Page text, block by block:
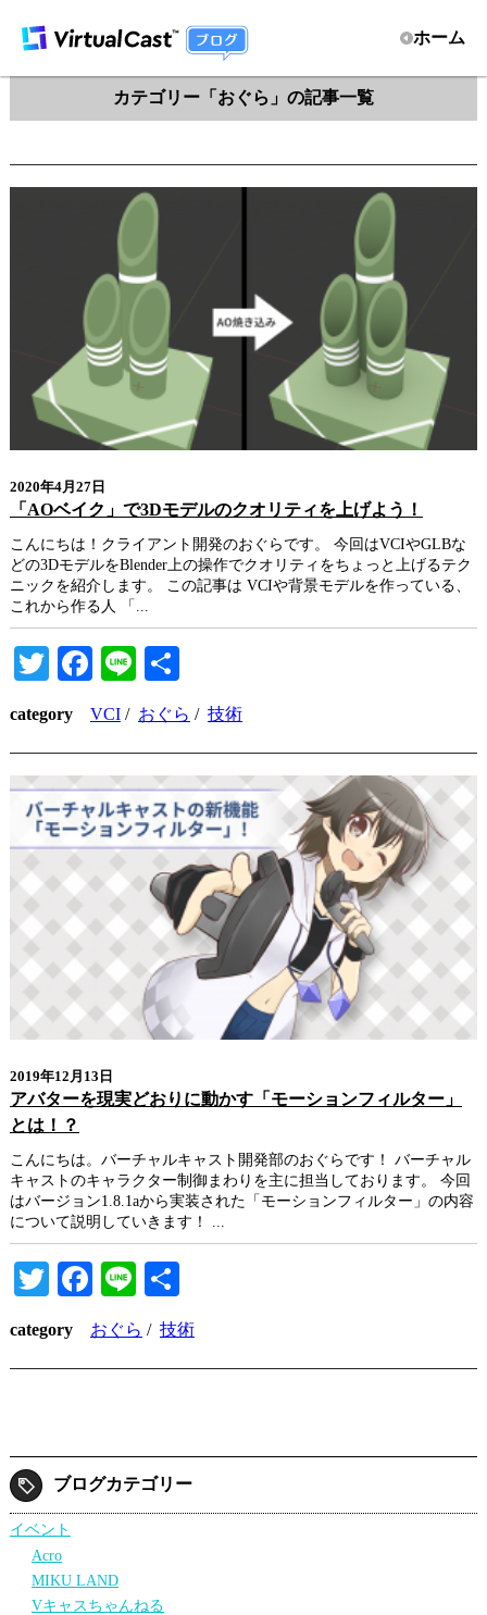
ホーム
カテゴリー「おぐら」の記事一覧
2020年4月27日
「AOベイク」で3Dモデルのクオリティを上げよう！
こんにちは！クライアント開発のおぐらです。 今回はVCIやGLBな
どの3DモデルをBlender上の操作でクオリティをちょっと上げるテク
ニックを紹介します。 この記事は VCIや背景モデルを作っている、
これから作る人 「...
TwitterFacebook
Line
有
category VCI/ おぐら / 技術
2019年12月13日
アバターを現実どおりに動かす「モーションフィルター」
とは！？
こんにちは。バーチャルキャスト開発部のおぐらです！ バーチャル
キャストのキャラクター制御まわりを主に担当しております。 今回
はバージョン1.8.1aから実装された「モーションフィルター」の内容
について説明していきます！ ...
Twitter
Facebook
Line共
有
category おぐら / 技術
ブログカテゴリー
イベント
Acro
MIKU LAND
Vキャスちゃんねる